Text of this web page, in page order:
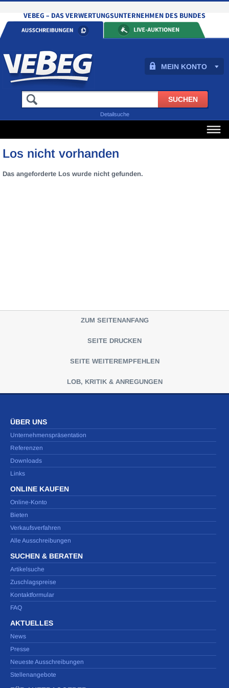
MEIN KONTO
Detailsuche
Los nicht vorhanden
Das angeforderte Los wurde nicht gefunden.
ZUM SEITENANFANG
SEITE DRUCKEN
SEITE WEITEREMPFEHLEN
LOB, KRITIK & ANREGUNGEN
ÜBER UNS
Unternehmenspräsentation
Referenzen
Downloads
Links
ONLINE KAUFEN
Online-Konto
Bieten
Verkaufsverfahren
Alle Ausschreibungen
SUCHEN & BERATEN
Artikelsuche
Zuschlagspreise
Kontaktformular
FAQ
AKTUELLES
News
Presse
Neueste Ausschreibungen
Stellenangebote